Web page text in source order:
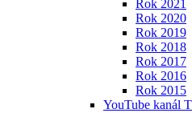
Rok 2021
Rok 2020
Rok 2019
Rok 2018
Rok 2017
Rok 2016
Rok 2015
YouTube kanál